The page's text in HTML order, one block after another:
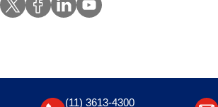
(11) 3613-4300